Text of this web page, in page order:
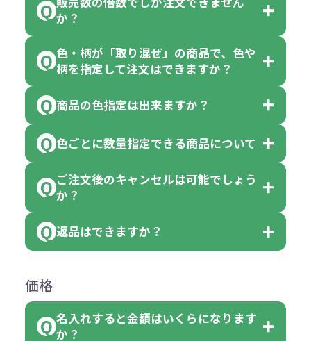
か？
一部商品（※）を除き、注文可能数
です。
ります。
【例】注文可能数が100個の場合
は、100個以上でしたら、何個でも
可能です。
色・柄が「取り混ぜ」の商品で、色や
柄を指定して注文はできますか？
「色・柄 取り混ぜ」のラベルがつい
ている商品は、色指定不可となって
ん。
商品の色指定は出来ますか？
色指定できる商品もございますが商
品の詳細に「色・柄 取り混ぜ」のラ
ベルや商品画像に「〇色取混ぜ」な
れ等分で100個ずつ入って参ります。
（割り切れない場合は数個単位で前
色ごとに数量指定できる商品について
「選べる本体色」のラベルが付いて
す。
い。
例えば…
ご注文後のキャンセルは可能でしょう
か？
お客様都合でのキャンセルは、制作
がございます。
ご注文の際は、十分にご確認・ご検
返品はできますか？
めご了承ください。
ただし下記の場合は承っております
価格
名入れすると金額はいくらになります
か？